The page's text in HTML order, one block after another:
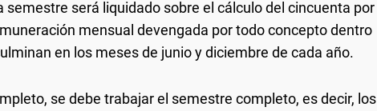
semestre será liquidado sobre el cálculo del cincuenta por
mensual devengada por todo concepto dentro
en los meses de junio y diciembre de cada año.
se debe trabajar el semestre completo, es decir, los